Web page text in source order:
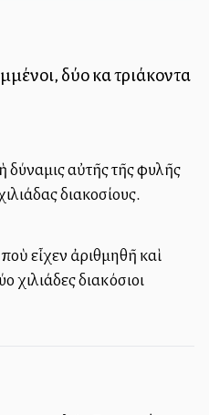
δύο καὶ τριάκοντα
δύναμις αὐτῆς τῆς φυλῆς
διακοσίους.
εἶχεν ἀριθμηθῆ καὶ
χιλιάδες διακόσιοι